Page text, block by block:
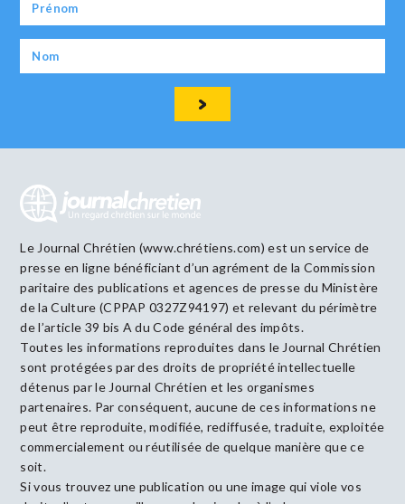
Le Journal Chrétien (www.chrétiens.com) est un service de
presse en ligne bénéficiant d’un agrément de la Commission
paritaire des publications et agences de presse du Ministère
de la Culture (CPPAP 0327Z94197) et relevant du périmètre
de l’article 39 bis A du Code général des impôts.
Toutes les informations reproduites dans le Journal Chrétien
sont protégées par des droits de propriété intellectuelle
détenus par le Journal Chrétien et les organismes
partenaires. Par conséquent, aucune de ces informations ne
peut être reproduite, modifiée, rediffusée, traduite, exploitée
commercialement ou réutilisée de quelque manière que ce
soit.
Si vous trouvez une publication ou une image qui viole vos